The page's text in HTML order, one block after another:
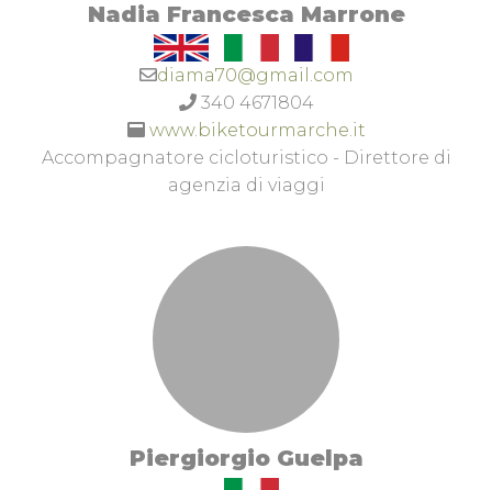
attività ho da sempre affiancato quella di
Musicista ed Insegnante di Batteria, svolgendo
attività concertistica dal 1994 in tutta Italia e non
solo ed attività didattica dal 2002, presso diverse
scuole di Musica delle Provincie di Ancona e
Macerata.Guida Ambientale Escursionistica
(Abilitazione accompagnamento in lingua
TuristicoTecnico Superiore Gestione Strutture
Ricettive ed Agenzia di Viaggio” ITS 2016-
2018Accompagnatore Cicloturistico Regione
Marche Guida Ciclosportiva TI2 FCI
Nadia Francesca Marrone
diama70@gmail.com
340 4671804
www.biketourmarche.it
Accompagnatore cicloturistico - Direttore di
agenzia di viaggi
Piergiorgio Guelpa